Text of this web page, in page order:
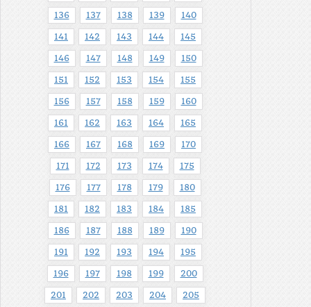
136 137 138 139 140
141 142 143 144 145
146 147 148 149 150
151 152 153 154 155
156 157 158 159 160
161 162 163 164 165
166 167 168 169 170
171 172 173 174 175
176 177 178 179 180
181 182 183 184 185
186 187 188 189 190
191 192 193 194 195
196 197 198 199 200
201 202 203 204 205